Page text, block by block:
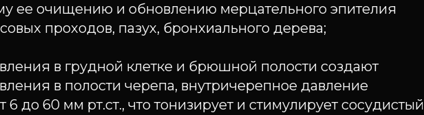
ее очищению и обновлению мерцательного эпителия
проходов, пазух, бронхиального дерева;
в грудной клетке и брюшной полости создают
в полости черепа, внутричерепное давление
6 до 60 мм рт.ст., что тонизирует и стимулирует сосудистый